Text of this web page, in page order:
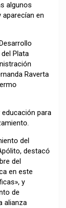
algunos
en
Plata
Raverta
para
del
destacó
del
en este
y
de
alianza